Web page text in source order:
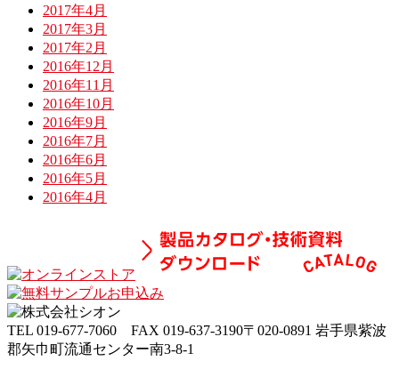
2017年4月
2017年3月
2017年2月
2016年12月
2016年11月
2016年10月
2016年9月
2016年7月
2016年6月
2016年5月
2016年4月
TEL 019-677-7060 FAX 019-637-3190〒020-0891 岩手県紫波
郡矢巾町流通センター南3-8-1